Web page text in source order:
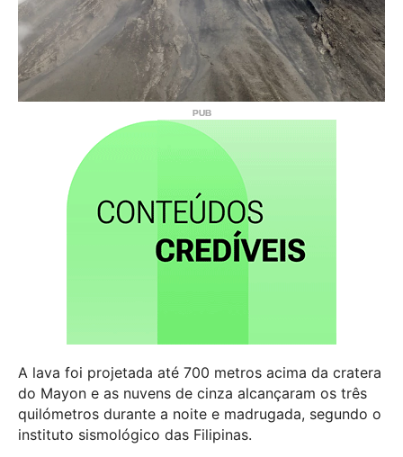
A lava foi projetada até 700 metros acima da cratera
do Mayon e as nuvens de cinza alcançaram os três
quilómetros durante a noite e madrugada, segundo o
instituto sismológico das Filipinas.